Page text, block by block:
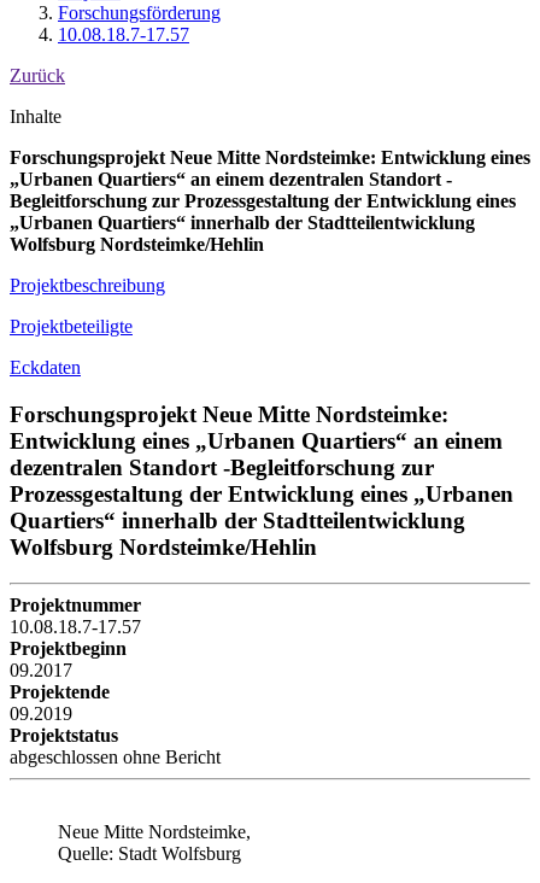
Forschungsförderung
10.08.18.7-17.57
Zurück
Inhalte
Forschungsprojekt Neue Mitte Nordsteimke: Entwicklung eines
„Urbanen Quartiers“ an einem dezentralen Standort -
Begleitforschung zur Prozessgestaltung der Entwicklung eines
„Urbanen Quartiers“ innerhalb der Stadtteilentwicklung
Wolfsburg Nordsteimke/Hehlin
Projektbeschreibung
Projektbeteiligte
Eckdaten
Forschungsprojekt Neue Mitte Nordsteimke:
Entwicklung eines „Urbanen Quartiers“ an einem
dezentralen Standort -Begleitforschung zur
Prozessgestaltung der Entwicklung eines „Urbanen
Quartiers“ innerhalb der Stadtteilentwicklung
Wolfsburg Nordsteimke/Hehlin
Projektnummer
10.08.18.7-17.57
Projektbeginn
09.2017
Projektende
09.2019
Projektstatus
abgeschlossen ohne Bericht
Neue Mitte Nordsteimke,
Quelle: Stadt Wolfsburg